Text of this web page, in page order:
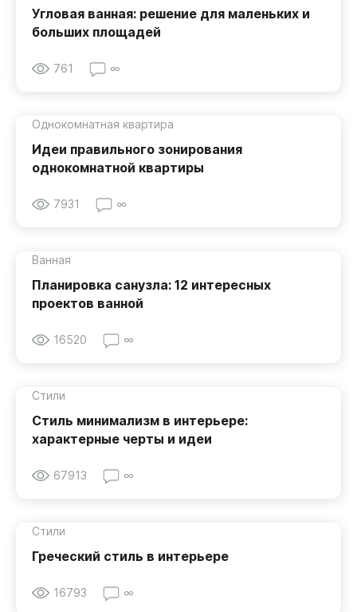
Угловая ванная: решение для маленьких и
больших площадей
761 ∞
Однокомнатная квартира
Идеи правильного зонирования
однокомнатной квартиры
7931 ∞
Ванная
Планировка санузла: 12 интересных
проектов ванной
16520 ∞
Стили
Стиль минимализм в интерьере:
характерные черты и идеи
67913 ∞
Стили
Греческий стиль в интерьере
16793 ∞